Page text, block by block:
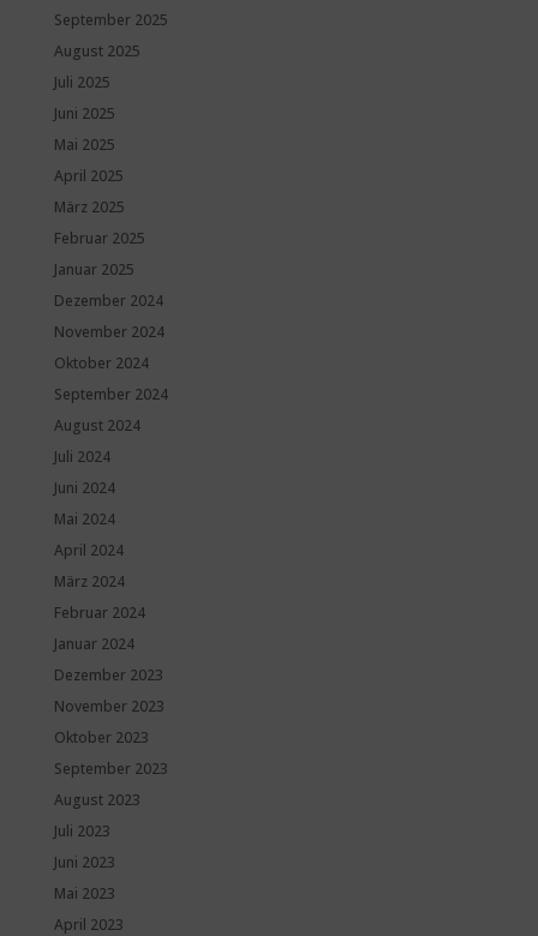
September 2025
August 2025
Juli 2025
Juni 2025
Mai 2025
April 2025
März 2025
Februar 2025
Januar 2025
Dezember 2024
November 2024
Oktober 2024
September 2024
August 2024
Juli 2024
Juni 2024
Mai 2024
April 2024
März 2024
Februar 2024
Januar 2024
Dezember 2023
November 2023
Oktober 2023
September 2023
August 2023
Juli 2023
Juni 2023
Mai 2023
April 2023